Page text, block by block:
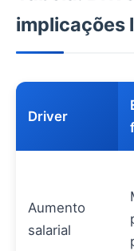
implicações
Driver
Aumento
salarial